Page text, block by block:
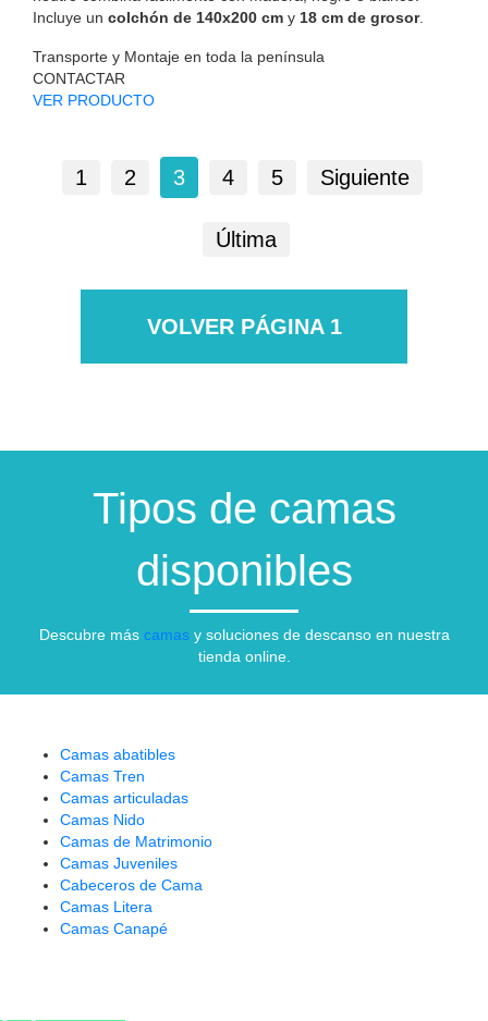
Incluye un colchón de 140x200 cm y 18 cm de grosor.
Transporte y Montaje en toda la península
CONTACTAR
VER PRODUCTO
1 2 3 4 5 Siguiente
Última
VOLVER PÁGINA 1
Tipos de camas
disponibles
Descubre más camas y soluciones de descanso en nuestra
tienda online.
Camas abatibles
Camas Tren
Camas articuladas
Camas Nido
Camas de Matrimonio
Camas Juveniles
Cabeceros de Cama
Camas Litera
Camas Canapé